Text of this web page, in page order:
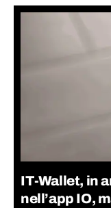
IT-Wallet, in
nell’app IO,